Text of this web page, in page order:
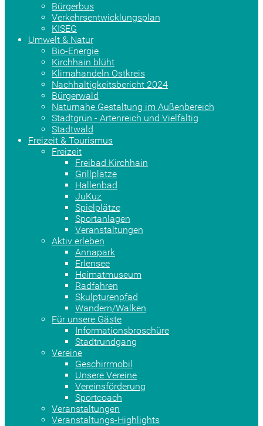
Bürgerbus
Verkehrsentwicklungsplan
KISEG
Umwelt & Natur
Bio-Energie
Kirchhain blüht
Klimahandeln Ostkreis
Nachhaltigkeitsbericht 2024
Bürgerwald
Naturnahe Gestaltung im Außenbereich
Stadtgrün - Artenreich und Vielfältig
Stadtwald
Freizeit & Tourismus
Freizeit
Freibad Kirchhain
Grillplätze
Hallenbad
JuKuz
Spielplätze
Sportanlagen
Veranstaltungen
Aktiv erleben
Annapark
Erlensee
Heimatmuseum
Radfahren
Skulpturenpfad
Wandern/Walken
Für unsere Gäste
Informationsbroschüre
Stadtrundgang
Vereine
Geschirrmobil
Unsere Vereine
Vereinsförderung
Sportcoach
Veranstaltungen
Veranstaltungs-Highlights